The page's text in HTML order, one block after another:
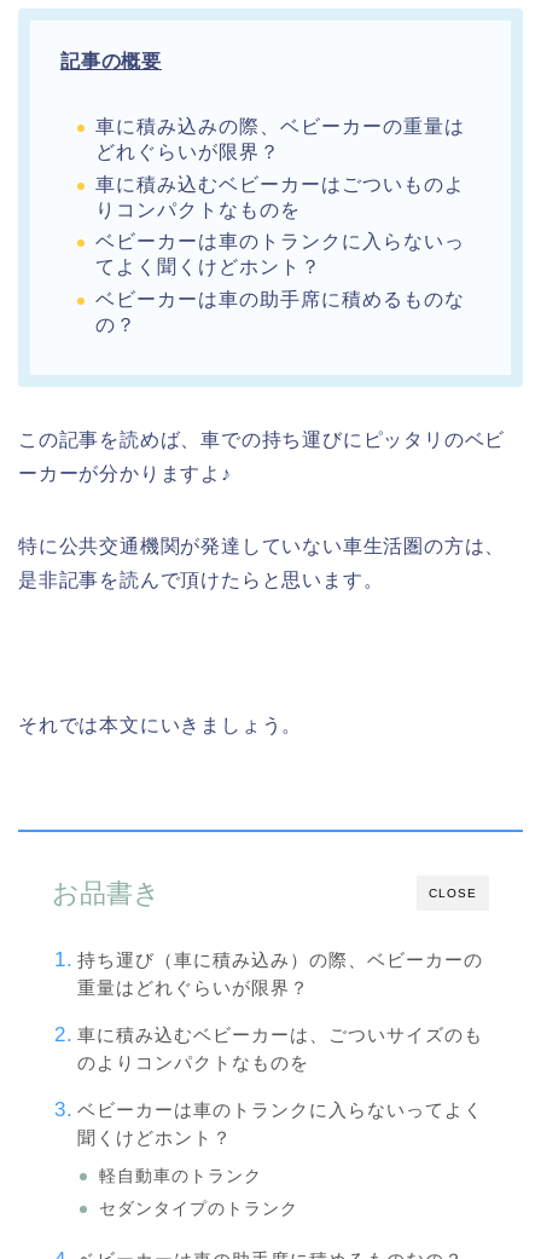
記事の概要
車に積み込みの際、ベビーカーの重量は
どれぐらいが限界？
車に積み込むベビーカーはごついものよ
りコンパクトなものを
ベビーカーは車のトランクに入らないっ
てよく聞くけどホント？
ベビーカーは車の助手席に積めるものな
の？
この記事を読めば、車での持ち運びにピッタリのベビ
ーカーが分かりますよ♪
特に公共交通機関が発達していない車生活圏の方は、
是非記事を読んで頂けたらと思います。
それでは本文にいきましょう。
CLOSE
お品書き
持ち運び（車に積み込み）の際、ベビーカーの
重量はどれぐらいが限界？
車に積み込むベビーカーは、ごついサイズのも
のよりコンパクトなものを
ベビーカーは車のトランクに入らないってよく
聞くけどホント？
軽自動車のトランク
セダンタイプのトランク